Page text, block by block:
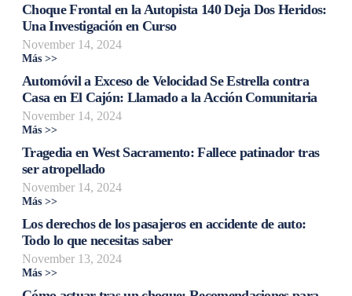
Choque Frontal en la Autopista 140 Deja Dos Heridos:
Una Investigación en Curso
November 14, 2024
Más >>
Automóvil a Exceso de Velocidad Se Estrella contra
Casa en El Cajón: Llamado a la Acción Comunitaria
November 14, 2024
Más >>
Tragedia en West Sacramento: Fallece patinador tras
ser atropellado
November 14, 2024
Más >>
Los derechos de los pasajeros en accidente de auto:
Todo lo que necesitas saber
November 13, 2024
Más >>